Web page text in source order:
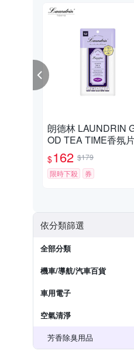
朗德林 LAUNDRIN
OD TEA TIME香氛
爵茶香(1入)
$162 $179
限時下殺
券
依分類篩選
全部分類
機車/導航/汽車百貨
車用電子
空氣清淨
芳香除臭用品